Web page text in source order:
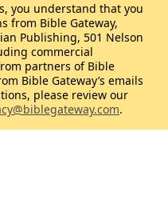
you understand that you
from Bible Gateway,
Publishing, 501 Nelson
commercial
partners of Bible
Bible Gateway’s emails
please review our
.